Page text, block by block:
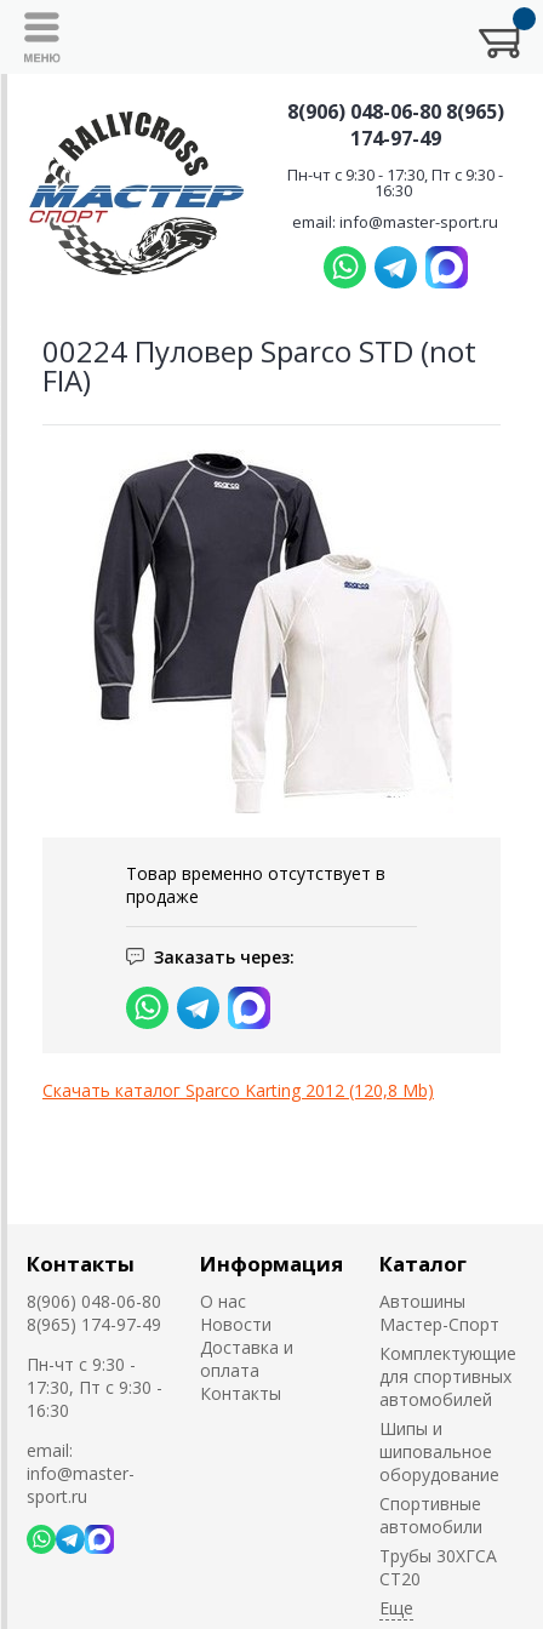
8(906) 048-06-80 8(965)
174-97-49
Пн-чт с 9:30 - 17:30, Пт с 9:30 -
16:30
email: info@master-sport.ru
00224 Пуловер Sparco STD (not
FIA)
Товар временно отсутствует в
продаже
Заказать через:
Скачать каталог Sparco Karting 2012 (120,8 Mb)
Контакты
8(906) 048-06-80
8(965) 174-97-49
Пн-чт с 9:30 -
17:30, Пт с 9:30 -
16:30
email:
info@master-
sport.ru
Информация
О нас
Новости
Доставка и
оплата
Контакты
Каталог
Автошины
Мастер-Спорт
Комплектующие
для спортивных
автомобилей
Шипы и
шиповальное
оборудование
Cпортивные
автомобили
Трубы 30ХГСА
СТ20